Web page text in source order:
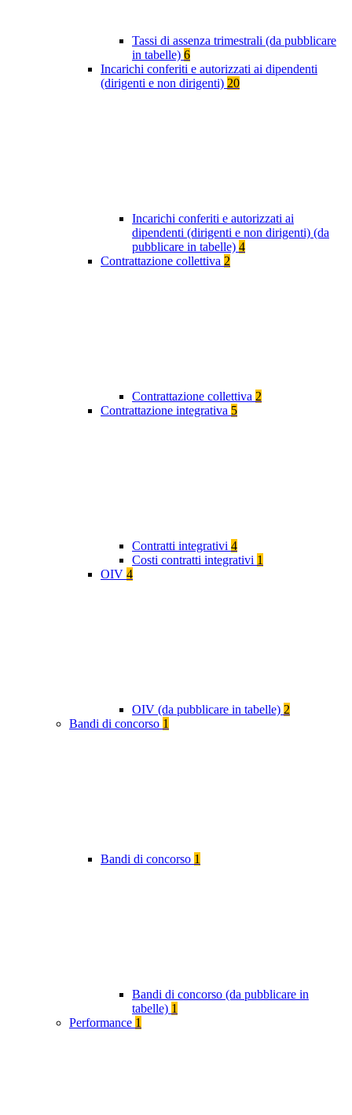
Tassi di assenza trimestrali (da pubblicare
in tabelle) 6
Incarichi conferiti e autorizzati ai dipendenti
(dirigenti e non dirigenti) 20
Incarichi conferiti e autorizzati ai
dipendenti (dirigenti e non dirigenti) (da
pubblicare in tabelle) 4
Contrattazione collettiva 2
Contrattazione collettiva 2
Contrattazione integrativa 5
Contratti integrativi 4
Costi contratti integrativi 1
OIV 4
OIV (da pubblicare in tabelle) 2
Bandi di concorso 1
Bandi di concorso 1
Bandi di concorso (da pubblicare in
tabelle) 1
Performance 1